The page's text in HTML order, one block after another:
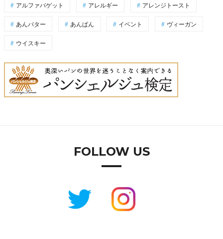
アルファバゲット アレルギー アレンジトースト
あんバター あんぱん イベント ヴィーガン
ウイスキー
FOLLOW US